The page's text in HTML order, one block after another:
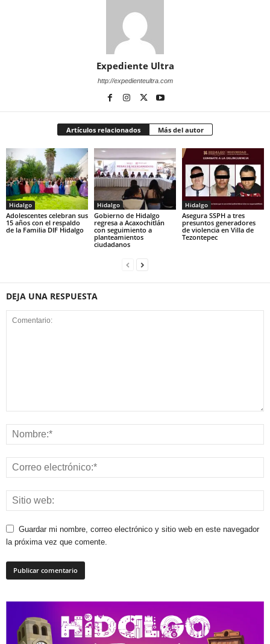
Expediente Ultra
http://expedienteultra.com
Artículos relacionados Más del autor
Hidalgo
Adolescentes celebran sus
15 años con el respaldo
de la Familia DIF Hidalgo
Hidalgo
Gobierno de Hidalgo
regresa a Acaxochitlán
con seguimiento a
planteamientos
ciudadanos
Hidalgo
Asegura SSPH a tres
presuntos generadores
de violencia en Villa de
Tezontepec
DEJA UNA RESPUESTA
Guardar mi nombre, correo electrónico y sitio web en este navegador
la próxima vez que comente.